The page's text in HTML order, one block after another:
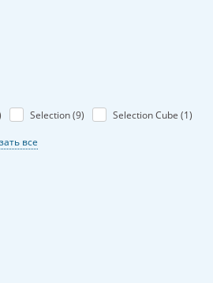
Selection (9) Selection Cube (1)
все